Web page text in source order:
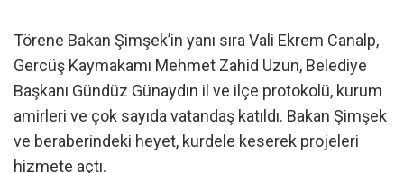
Törene Bakan Şimşek’in yanı sıra Vali Ekrem Canalp,
Gercüş Kaymakamı Mehmet Zahid Uzun, Belediye
Başkanı Gündüz Günaydın il ve ilçe protokolü, kurum
amirleri ve çok sayıda vatandaş katıldı. Bakan Şimşek
ve beraberindeki heyet, kurdele keserek projeleri
hizmete açtı.